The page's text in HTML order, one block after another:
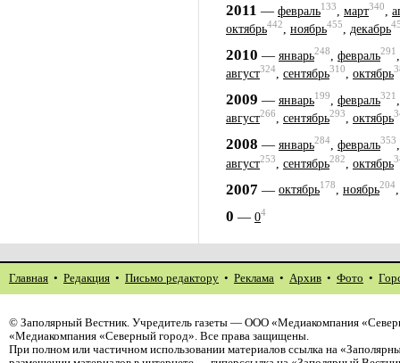
2011 — февраль133 март340
октябрь442, ноябрь455, декабрь
2010 — январь248 февраль291
август324, сентябрь310, октябрь
2009 — январь199 февраль321
август266, сентябрь293, октябрь
2008 — январь284 февраль353
август253 сентябрь282 октябрь
2007 — октябрь178, ноябрь204
0 — 04
Главная • Редакция • Письмо редактору • Реклама • Архив • Фото •
© Заполярный Вестник. Учредитель газеты — ООО «Медиакомпания
«Медиакомпания «Северный город». Все права защищены.
При полном или частичном использовании материалов ссылка на